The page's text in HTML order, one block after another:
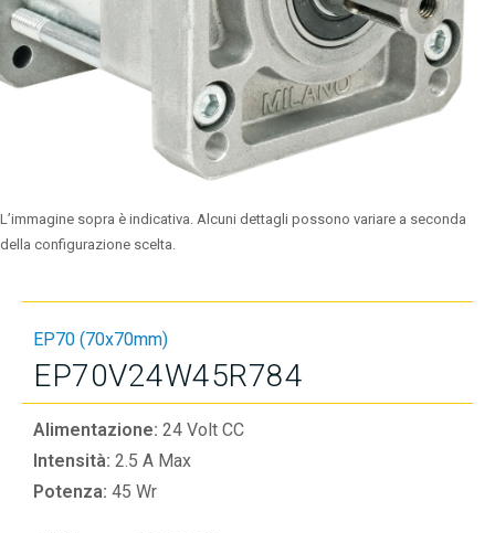
L’immagine sopra è indicativa. Alcuni dettagli possono variare a seconda
della configurazione scelta.
EP70 (70x70mm)
EP70V24W45R784
Alimentazione: 24 Volt CC
Intensità: 2.5 A Max
Potenza: 45 Wr